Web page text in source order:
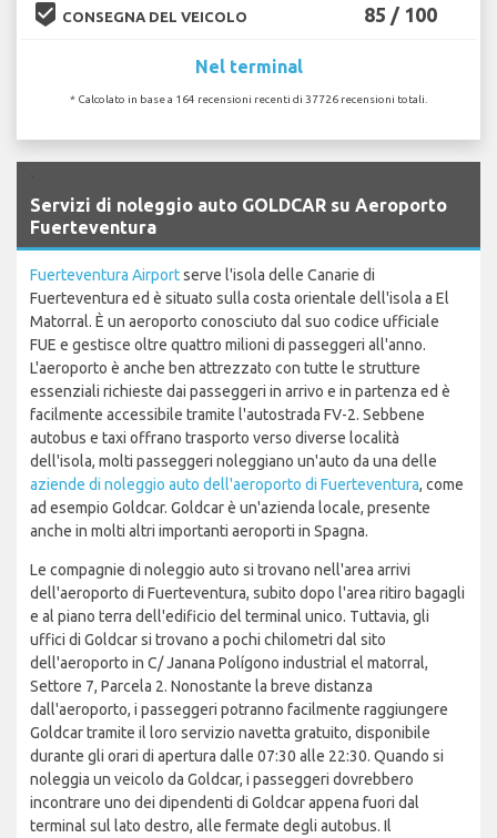
beenhere CONSEGNA DEL VEICOLO 85 / 100
Nel terminal
* Calcolato in base a 164 recensioni recenti di 37726 recensioni totali.
Servizi di noleggio auto GOLDCAR su Aeroporto
Fuerteventura
Fuerteventura Airportserve l'isola delle Canarie di
Fuerteventura ed è situato sulla costa orientale dell'isola a El
Matorral. È un aeroporto conosciuto dal suo codice ufficiale
FUE e gestisce oltre quattro milioni di passeggeri all'anno.
L'aeroporto è anche ben attrezzato con tutte le strutture
essenziali richieste dai passeggeri in arrivo e in partenza ed è
facilmente accessibile tramite l'autostrada FV-2. Sebbene
autobus e taxi offrano trasporto verso diverse località
dell'isola, molti passeggeri noleggiano un'auto da una delle
aziende di noleggio auto dell'aeroporto di Fuerteventura, come
ad esempio Goldcar. Goldcar è un'azienda locale, presente
anche in molti altri importanti aeroporti in Spagna.
Le compagnie di noleggio auto si trovano nell'area arrivi
dell'aeroporto di Fuerteventura, subito dopo l'area ritiro bagagli
e al piano terra dell'edificio del terminal unico. Tuttavia, gli
uffici di Goldcar si trovano a pochi chilometri dal sito
dell'aeroporto in C/ Janana Polígono industrial el matorral,
Settore 7, Parcela 2. Nonostante la breve distanza
dall'aeroporto, i passeggeri potranno facilmente raggiungere
Goldcar tramite il loro servizio navetta gratuito, disponibile
durante gli orari di apertura dalle 07:30 alle 22:30. Quando si
noleggia un veicolo da Goldcar, i passeggeri dovrebbero
incontrare uno dei dipendenti di Goldcar appena fuori dal
terminal sul lato destro, alle fermate degli autobus. Il